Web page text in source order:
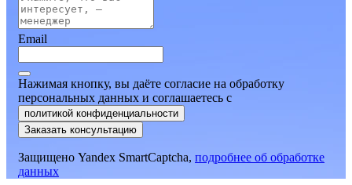
Email
Нажимая кнопку, вы даёте согласие на обработку
персональных данных и соглашаетесь c
политикой конфиденциальности
Заказать консультацию
Защищено Yandex SmartCaptcha, подробнее об обработке
данных